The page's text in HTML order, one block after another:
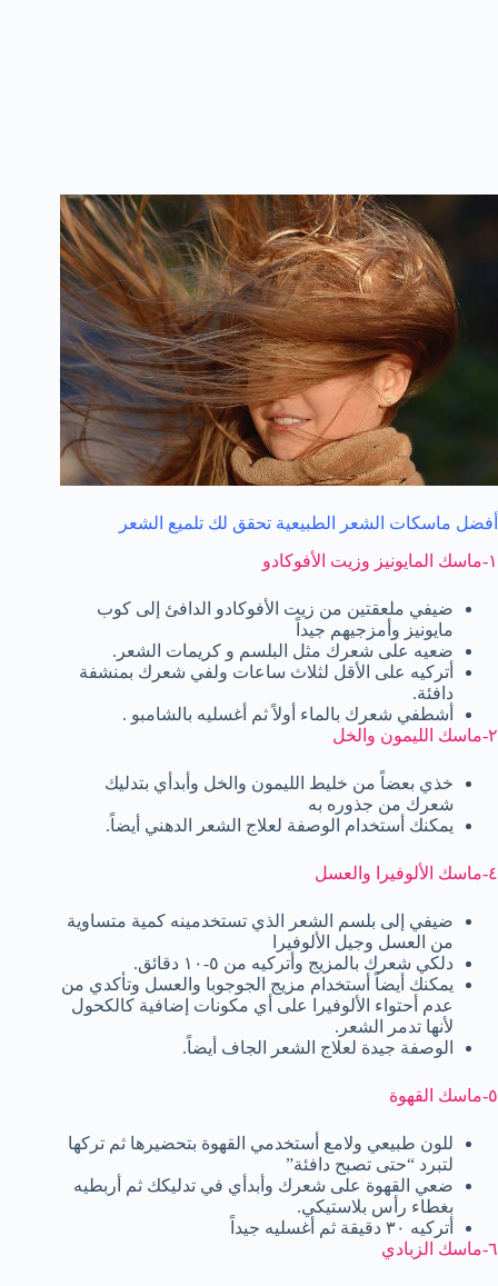
أفضل ماسكات الشعر الطبیعیة تحقق لك تلميع الشعر
١-ماسك المایونیز وزیت الأفوكادو
ضیفي ملعقتین من زیت الأفوكادو الدافئ إلى كوب
مایونیز وأمزجیھم جیداً
ضعیه على شعرك مثل البلسم و كريمات الشعر.
أتركیه على الأقل لثلاث ساعات ولفي شعرك بمنشفة
دافئة.
أشطفي شعرك بالماء أولاً ثم أغسلیه بالشامبو .
٢-ماسك اللیمون والخل
خذي بعضاً من خلیط اللیمون والخل وأبدأي بتدلیك
شعرك من جذوره به
یمكنك أستخدام الوصفة لعلاج الشعر الدھني أیضاً.
٤-ماسك الألوفیرا والعسل
ضیفي إلى بلسم الشعر الذي تستخدمینه كمیة متساویة
من العسل وجیل الألوفیرا
دلكي شعرك بالمزیج وأتركیه من ٥-١٠ دقائق.
یمكنك أیضاً أستخدام مزیج الجوجوبا والعسل وتأكدي من
عدم أحتواء الألوفیرا على أي مكونات إضافیة كالكحول
لأنھا تدمر الشعر.
الوصفة جیدة لعلاج الشعر الجاف أیضاً.
٥-ماسك القھوة
للون طبیعي ولامع أستخدمي القھوة بتحضیرھا ثم تركھا
لتبرد “حتى تصبح دافئة”
ضعي القھوة على شعرك وأبدأي في تدلیكك ثم أربطیه
بغطاء رأس بلاستیكي.
أتركیه ٣٠ دقیقة ثم أغسلیه جیداً
٦-ماسك الزبادي